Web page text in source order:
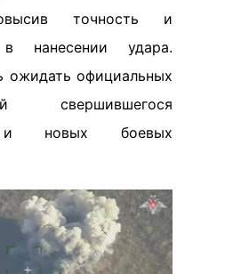
точность и
в нанесении удара.
ожидать официальных
свершившегося
и новых боевых